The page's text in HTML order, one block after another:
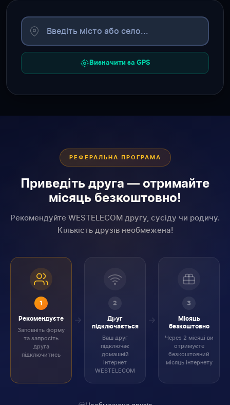
Визначити за GPS
РЕФЕРАЛЬНА ПРОГРАМА
Приведіть друга — отримайте
місяць безкоштовно!
Рекомендуйте WESTELECOM другу, сусіду чи родичу.
Кількість друзів необмежена!
1
Рекомендуєте
Заповніть форму
та запросіть
друга
підключитись
2
Друг
підключається
Ваш друг
підключає
домашній
інтернет
WESTELECOM
3
Місяць
безкоштовно
Через 2 місяці ви
отримуєте
безкоштовний
місяць інтернету